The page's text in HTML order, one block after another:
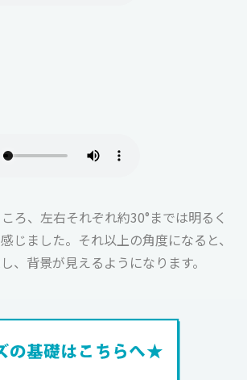
ろ、左右それぞれ約30°までは明るく
じました。それ以上の角度になると、
、背景が見えるようになります。